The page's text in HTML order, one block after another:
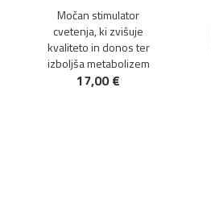
Močan stimulator
cvetenja, ki zvišuje
kvaliteto in donos ter
izboljša metabolizem
17,00 €